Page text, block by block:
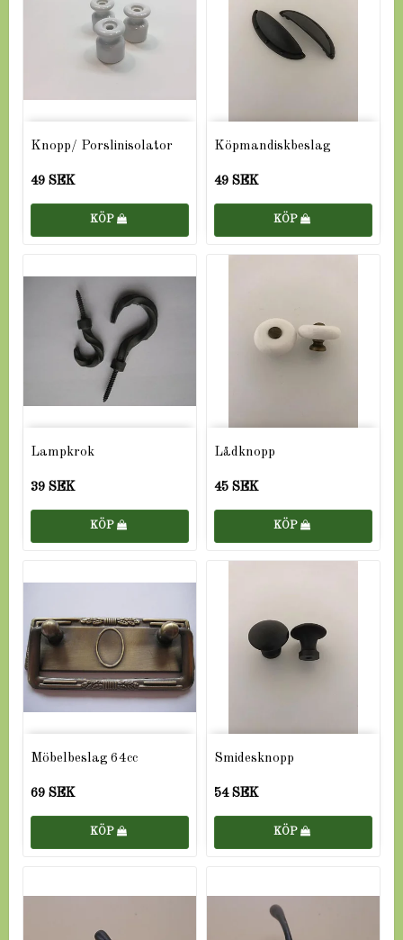
Knopp/ Porslinisolator
49 SEK
KÖP
Köpmandiskbeslag
49 SEK
KÖP
Lampkrok
39 SEK
KÖP
Lådknopp
45 SEK
KÖP
Möbelbeslag 64cc
69 SEK
KÖP
Smidesknopp
54 SEK
KÖP